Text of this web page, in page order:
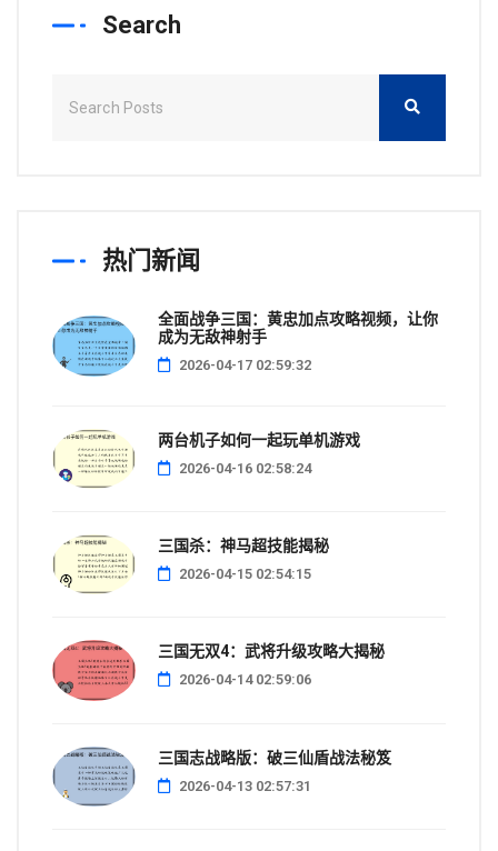
Search
热门新闻
全面战争三国：黄忠加点攻略视频，让你
成为无敌神射手
2026-04-17 02:59:32
两台机子如何一起玩单机游戏
2026-04-16 02:58:24
三国杀：神马超技能揭秘
2026-04-15 02:54:15
三国无双4：武将升级攻略大揭秘
2026-04-14 02:59:06
三国志战略版：破三仙盾战法秘笈
2026-04-13 02:57:31